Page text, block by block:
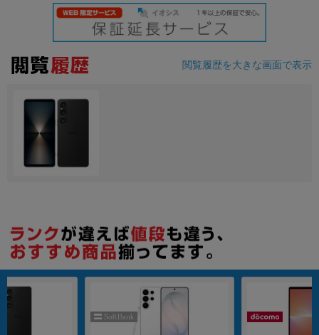
閲覧履歴を大きな画面で表示
年 月 まで
各項目のチェックボックスは「or検索」となります。